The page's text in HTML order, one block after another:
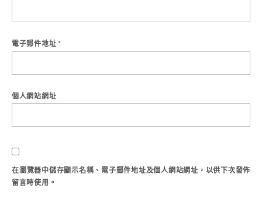
電子郵件地址 *
個人網站網址
在瀏覽器中儲存顯示名稱、電子郵件地址及個人網站網址，以供下次發佈
留言時使用。